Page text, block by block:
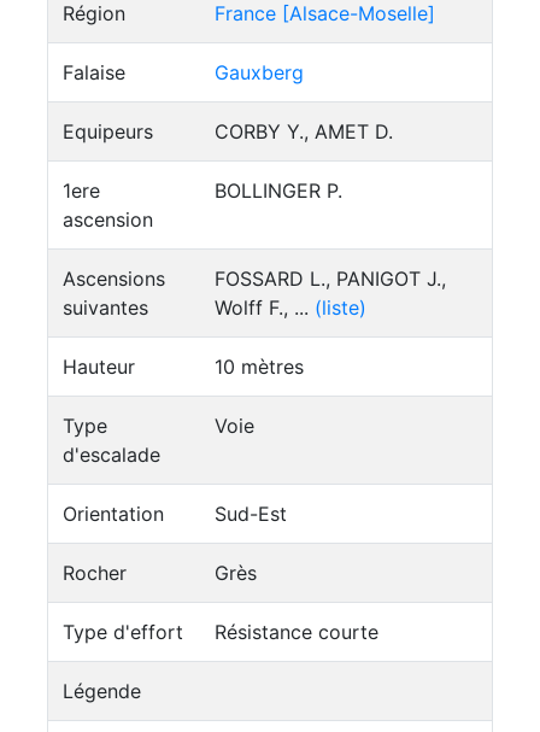
Région France [Alsace-Moselle]
Falaise Gauxberg
Equipeurs CORBY Y., AMET D.
1ere
ascension
BOLLINGER P.
Ascensions
suivantes
FOSSARD L., PANIGOT J.,
Wolff F., ... (liste)
Hauteur 10 mètres
Type
d'escalade
Voie
Orientation Sud-Est
Rocher Grès
Type d'effort Résistance courte
Légende